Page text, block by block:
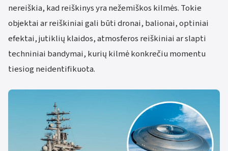
nereiškia, kad reiškinys yra nežemiškos kilmės. Tokie
objektai ar reiškiniai gali būti dronai, balionai, optiniai
efektai, jutiklių klaidos, atmosferos reiškiniai ar slapti
techniniai bandymai, kurių kilmė konkrečiu momentu
tiesiog neidentifikuota.